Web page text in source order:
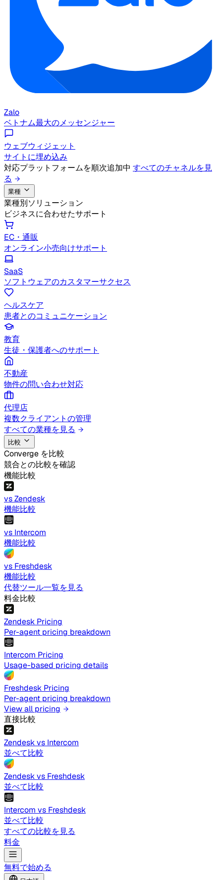
Zalo
ベトナム最大のメッセンジャー
ウェブウィジェット
サイトに埋め込み
対応プラットフォームを順次追加中 すべてのチャネルを見
る
業種
業種別ソリューション
ビジネスに合わせたサポート
EC・通販
オンライン小売向けサポート
SaaS
ソフトウェアのカスタマーサクセス
ヘルスケア
患者とのコミュニケーション
教育
生徒・保護者へのサポート
不動産
物件の問い合わせ対応
代理店
複数クライアントの管理
すべての業種を見る
比較
Converge を比較
競合との比較を確認
機能比較
vs Zendesk
機能比較
vs Intercom
機能比較
vs Freshdesk
機能比較
代替ツール一覧を見る
料金比較
Zendesk Pricing
Per-agent pricing breakdown
Intercom Pricing
Usage-based pricing details
Freshdesk Pricing
Per-agent pricing breakdown
View all pricing
直接比較
Zendesk vs Intercom
並べて比較
Zendesk vs Freshdesk
並べて比較
Intercom vs Freshdesk
並べて比較
すべての比較を見る
料金
無料で始める